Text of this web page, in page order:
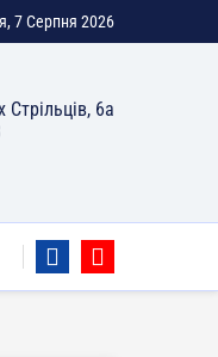
7 Серпня 2026
Стрільців, 6а